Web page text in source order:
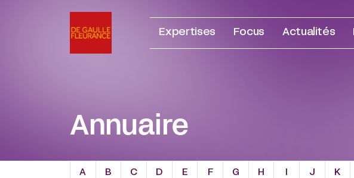
Expertises Focus Actualités
Annuaire
A B C D E F G H J K